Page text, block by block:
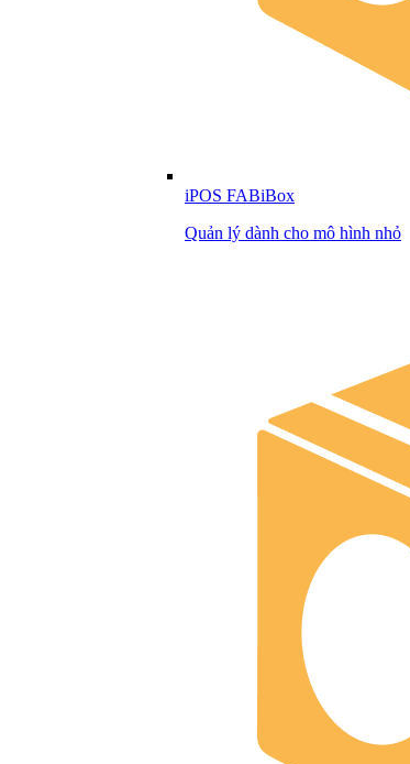
iPOS FABiBox
Quản lý dành cho mô hình nhỏ